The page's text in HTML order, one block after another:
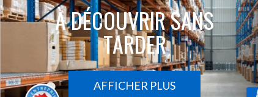
À DÉCOUVRIR SANS
TARDER
AFFICHER PLUS